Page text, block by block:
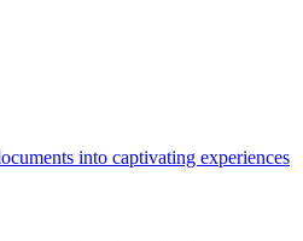
into captivating experiences